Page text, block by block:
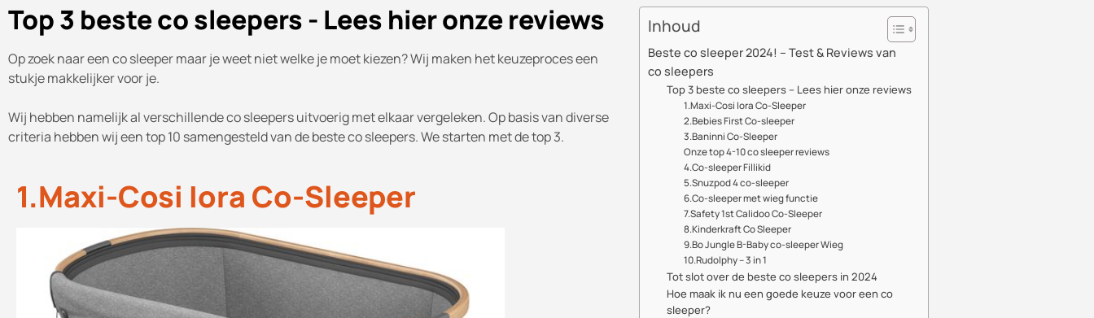
Top 3 beste co sleepers - Lees hier onze reviews
Op zoek naar een co sleeper maar je weet niet welke je moet kiezen? Wij maken het keuzeproces een
stukje makkelijker voor je.
Wij hebben namelijk al verschillende co sleepers uitvoerig met elkaar vergeleken. Op basis van diverse
criteria hebben wij een top 10 samengesteld van de beste co sleepers. We starten met de top 3.
1.Maxi-Cosi Iora Co-Sleeper
Inhoud
Beste co sleeper 2024! – Test & Reviews van
co sleepers
Top 3 beste co sleepers – Lees hier onze reviews
1.Maxi-Cosi Iora Co-Sleeper
2.Bebies First Co-sleeper
3.Baninni Co-Sleeper
Onze top 4-10 co sleeper reviews
4.Co-sleeper Fillikid
5.Snuzpod 4 co-sleeper
6.Co-sleeper met wieg functie
7.Safety 1st Calidoo Co-Sleeper
8.Kinderkraft Co Sleeper
9.Bo Jungle B-Baby co-sleeper Wieg
10.Rudolphy – 3 in 1
Tot slot over de beste co sleepers in 2024
Hoe maak ik nu een goede keuze voor een co
sleeper?